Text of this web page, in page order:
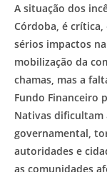
post:
A situação dos
Córdoba, é
sérios impactos
mobilização da
chamas, mas a
Fundo Financeiro
Nativas dificultam
governamental,
autoridades e
as comunidades